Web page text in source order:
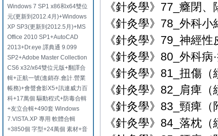
Windows 7 SP1 x86和x64雙位
元(更新到2012.4月)+Windows
XP SP3(更新到2012.5月)+MS
Office 2010 SP1+AutoCAD
2013+Dr.eye 譯典通 9.099
SP2+Adobe Master Collection
CS6 x32/x64雙位元版+翻譯合
輯+正航一號(進銷存.會計.營業
帳務)+會聲會影X5+訊連威力百
科+17萬個 驅動程式+防毒合輯
+友立合輯+490套 Windows
7.VISTA.XP 專用 軟體合輯
+3850個 字型+24萬個 素材+音
《針灸學》77_癃閉
《針灸學》78_外科
《針灸學》79_神經
《針灸學》80_外科
《針灸學》81_扭傷
《針灸學》82_肩痺（
《針灸學》83_頸痺
《針灸學》84_落枕